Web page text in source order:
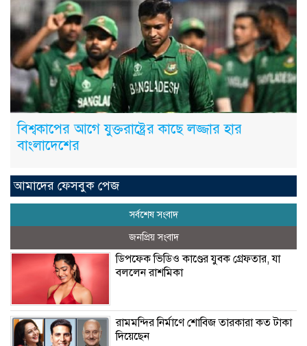
বিশ্বকাপের আগে যুক্তরাষ্ট্রের কাছে লজ্জার হার
বাংলাদেশের
আমাদের ফেসবুক পেজ
সর্বশেষ সংবাদ
জনপ্রিয় সংবাদ
ডিপফেক ভিডিও কাণ্ডের যুবক গ্রেফতার, যা
বললেন রাশমিকা
রামমন্দির নির্মাণে শোবিজ তারকারা কত টাকা
দিয়েছেন